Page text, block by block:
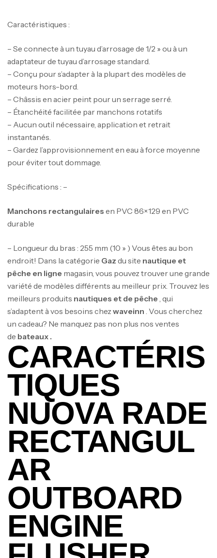
Caractéristiques :
– Se connecte à un tuyau d’arrosage de 1/2 » ou à un
adaptateur de tuyau d’arrosage standard.
– Conçu pour s’adapter à la plupart des modèles de
moteurs hors-bord.
– Châssis en acier peint pour un serrage serré.
– Étanchéité facilitée par manchons rotatifs
– Aucun outil nécessaire, application et retrait
instantanés.
– Gardez l’approvisionnement en eau à force moyenne
pour éviter tout dommage.
Spécifications : –
Manchons rectangulaires en PVC 86×129 en PVC
durable
– Longueur du bras : 255 mm (10 » ) Vous êtes au bon
endroit! Dans la catégorie Gaz du site nautique et
pêche en ligne magasin, vous pouvez trouver une grande
variété de modèles différents au meilleur prix. Trouvez les
meilleurs produits nautiques et de pêche , qui
s’adaptent à vos besoins chez waveinn . Vous cherchez
un cadeau? Ne manquez pas non plus nos ventes
de bateaux .
CARACTÉRIS
TIQUES
NUOVA RADE
RECTANGUL
AR
OUTBOARD
ENGINE